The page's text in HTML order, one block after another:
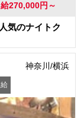
270,000円～
気のナイトク
神奈川/横浜